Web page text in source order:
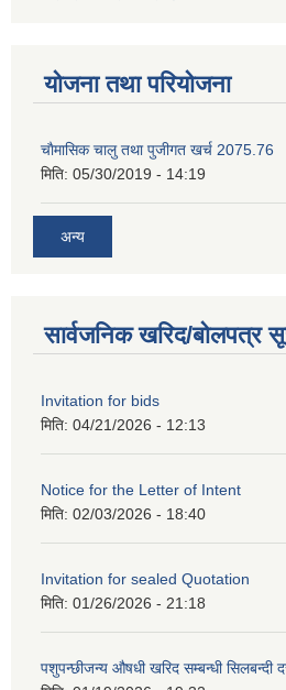
योजना तथा परियोजना
चाैमासिक चालु तथा पुजीगत खर्च 2075.76
मिति: 05/30/2019 - 14:19
अन्य
सार्वजनिक खरिद/बोलपत्र
Invitation for bids
मिति: 04/21/2026 - 12:13
Notice for the Letter of Intent
मिति: 02/03/2026 - 18:40
Invitation for sealed Quotation
मिति: 01/26/2026 - 21:18
पशुपन्छीजन्य औषधी खरिद सम्बन्धी सिलबन्दी